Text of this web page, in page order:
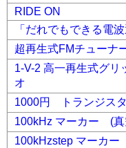
RIDE ON
「だれでもできる電
超再生式FMチューナ
1-V-2 高一再生式グ
オ
1000円 トランジス
100kHz マーカー (真
100kHzstep マーカー